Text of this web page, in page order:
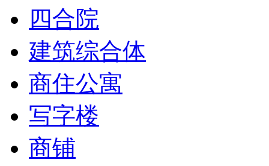
四合院
建筑综合体
商住公寓
写字楼
商铺